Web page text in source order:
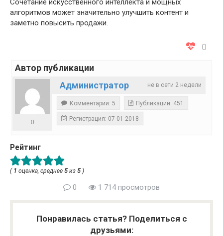
Сочетание искусственного интеллекта и мощных
алгоритмов может значительно улучшить контент и
заметно повысить продажи.
0
Автор публикации
не в сети 2 недели
Администратор
0
Комментарии: 5 Публикации: 451
Регистрация: 07-01-2018
Рейтинг
( 1 оценка, среднее 5 из 5 )
0 1 714 просмотров
Понравилась статья? Поделиться с
друзьями: